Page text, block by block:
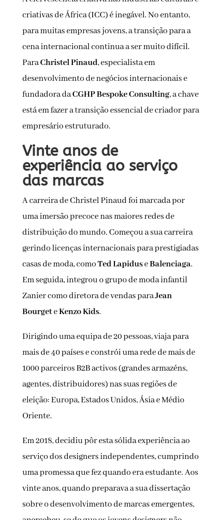
criativas de África (ICC) é inegável. No entanto,
para muitas empresas jovens, a transição para a
cena internacional continua a ser muito difícil.
ParaChristel Pinaud, especialista em
desenvolvimento de negócios internacionais e
fundadora daCGHP Bespoke Consulting, a chave
está em fazer a transição essencial de criador para
empresário estruturado.
Vinte anos de
experiência ao serviço
das marcas
A carreira de Christel Pinaud foi marcada por
uma imersão precoce nas maiores redes de
distribuição do mundo. Começou a sua carreira
gerindo licenças internacionais para prestigiadas
casas de moda, comoTed LapiduseBalenciaga.
Em seguida, integrou o grupo de moda infantil
Zanier como diretora de vendas paraJean
BourgeteKenzo Kids.
Dirigindo uma equipa de 20 pessoas, viaja para
mais de 40 países e constrói uma rede de mais de
1000 parceiros B2B activos (grandes armazéns,
agentes, distribuidores) nas suas regiões de
eleição: Europa, Estados Unidos, Ásia e Médio
Oriente.
Em 2018, decidiu pôr esta sólida experiência ao
serviço dos designers independentes, cumprindo
uma promessa que fez quando era estudante. Aos
vinte anos, quando preparava a sua dissertação
sobre o desenvolvimento de marcas emergentes,